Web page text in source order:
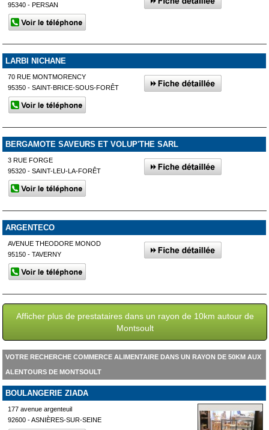
95340 - PERSAN
LARBI NICHANE
70 RUE MONTMORENCY
95350 - SAINT-BRICE-SOUS-FORÊT
BERGAMOTE SAVEURS ET VOLUP'THE SARL
3 RUE FORGE
95320 - SAINT-LEU-LA-FORÊT
ARGENTECO
AVENUE THEODORE MONOD
95150 - TAVERNY
Afficher plus de prestataires dans un rayon de 10km autour de
Montsoult
VOTRE RECHERCHE COMMERCE ALIMENTAIRE DANS UN RAYON DE 50KM AUX
ALENTOURS DE MONTSOULT
BOULANGERIE ZIADA
177 avenue argenteuil
92600 - ASNIÈRES-SUR-SEINE